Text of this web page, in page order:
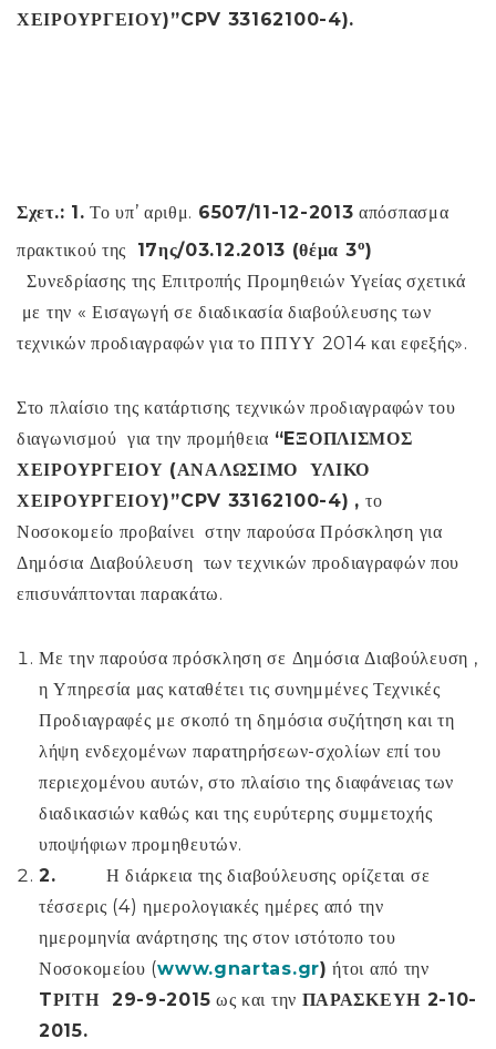
ΧΕΙΡΟΥΡΓΕΙΟΥ)”CPV 33162100-4).
Σχετ.: 1. Το υπ’ αριθμ. 6507/11-12-2013 απόσπασμα
πρακτικού της 17ης/03.12.2013 (θέμα 3ο)
Συνεδρίασης της Επιτροπής Προμηθειών Υγείας σχετικά
με την « Εισαγωγή σε διαδικασία διαβούλευσης των
τεχνικών προδιαγραφών για το ΠΠΥΥ 2014 και εφεξής».
Στο πλαίσιο της κατάρτισης τεχνικών προδιαγραφών του
διαγωνισμού για την προμήθεια “EΞΟΠΛΙΣΜΟΣ
ΧΕΙΡΟΥΡΓΕΙΟΥ (ΑΝΑΛΩΣΙΜΟ ΥΛΙΚΟ
ΧΕΙΡΟΥΡΓΕΙΟΥ)”CPV 33162100-4) ,το
Νοσοκομείο προβαίνει στην παρούσα Πρόσκληση για
Δημόσια Διαβούλευση των τεχνικών προδιαγραφών που
επισυνάπτονται παρακάτω.
Με την παρούσα πρόσκληση σε Δημόσια Διαβούλευση ,
η Υπηρεσία μας καταθέτει τις συνημμένες Τεχνικές
Προδιαγραφές με σκοπό τη δημόσια συζήτηση και τη
λήψη ενδεχομένων παρατηρήσεων-σχολίων επί του
περιεχομένου αυτών, στο πλαίσιο της διαφάνειας των
διαδικασιών καθώς και της ευρύτερης συμμετοχής
υποψήφιων προμηθευτών.
2. Η διάρκεια της διαβούλευσης ορίζεται σε
τέσσερις (4) ημερολογιακές ημέρες από την
ημερομηνία ανάρτησης της στον ιστότοπο του
Νοσοκομείου (www.gnartas.gr) ήτοι από την
TΡΙΤΗ 29-9-2015 ως και την ΠΑΡΑΣΚΕΥΗ 2-10-
2015.